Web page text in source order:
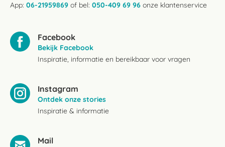
App: 06-21959869 of bel: 050-409 69 96 onze klantenservice
Facebook
Bekijk Facebook
Inspiratie, informatie en bereikbaar voor vragen
Instagram
Ontdek onze stories
Inspiratie & informatie
Mail